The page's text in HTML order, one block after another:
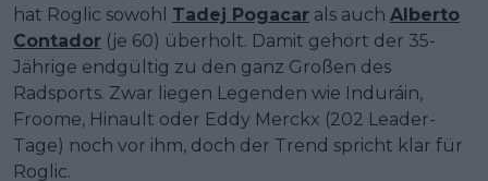
hat Roglic sowohl Tadej Pogacar als auch Alberto
Contador (je 60) überholt. Damit gehört der 35-
Jährige endgültig zu den ganz Großen des
Radsports. Zwar liegen Legenden wie Induráin,
Froome, Hinault oder Eddy Merckx (202 Leader-
Tage) noch vor ihm, doch der Trend spricht klar für
Roglic.